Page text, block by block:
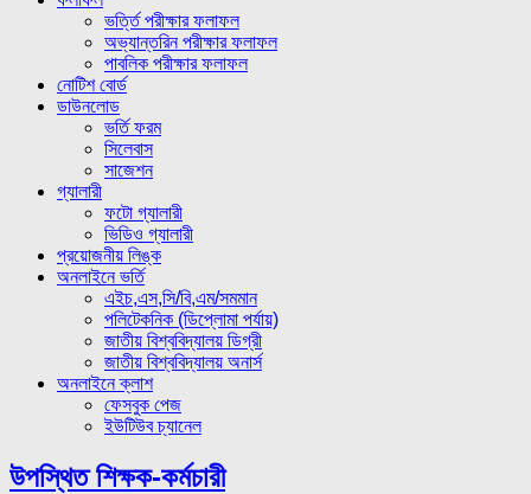
ভর্ত্তি পরীক্ষার ফলাফল
অভ্যান্তরিন পরীক্ষার ফলাফল
পাবলিক পরীক্ষার ফলাফল
নোটিশ বোর্ড
ডাউনলোড
ভর্তি ফরম
সিলেবাস
সাজেশন
গ্যালারী
ফটো গ্যালারী
ভিডিও গ্যালারী
প্রয়োজনীয় লিঙ্ক
অনলাইনে ভর্তি
এইচ,এস,সি/বি,এম/সমমান
পলিটেকনিক (ডিপ্লোমা পর্যায়)
জাতীয় বিশ্ববিদ্যালয় ডিগ্রী
জাতীয় বিশ্ববিদ্যালয় অনার্স
অনলাইনে ক্লাশ
ফেসবুক পেজ
ইউটিউব চ্যানেল
উপস্থিত শিক্ষক-কর্মচারী